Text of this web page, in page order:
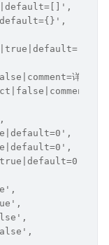
详细地
详细